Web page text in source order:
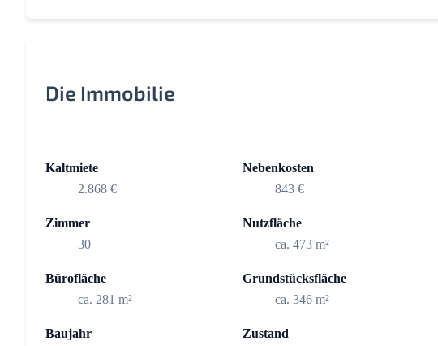
Die Immobilie
Kaltmiete
2.868 €
Nebenkosten
843 €
Zimmer
30
Nutzfläche
ca. 473 m²
Bürofläche
ca. 281 m²
Grundstücksfläche
ca. 346 m²
Baujahr
Zustand